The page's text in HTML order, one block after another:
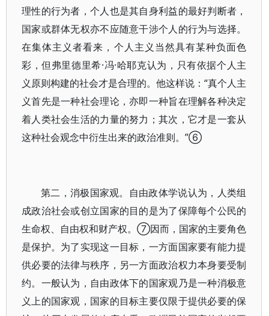
理性的行为者，个人也是其自身利益的最好判断者，
国家或群体无权亦不应随意干涉个人的行为与选择。
在集体主义者看来，个人主义当然具有某种负面色
彩，但弗里德里希·冯·哈耶克认为，只有依据个人主
义原则构建的社会才是合理的。他这样说：“真个人主
义首先是一种社会理论，亦即一种旨在理解各种决定
着人类社会生活的力量的努力；其次，它才是一套从
这种社会观念中衍生出来的政治准则。”⑥
第二，消极国家观。自由政体学说认为，人类组
成政治社会或创立国家的目的是为了保障每个公民的
生命权、自由权和财产权。⑦因而，国家的主要角色
是保护。为了实现这一目标，一方面国家要有能力提
供必要的法律与秩序，另一方面政治权力本身要受制
约。一般认为，自由政体下的国家观乃是一种消极意
义上的国家观，国家的目标主要仅限于提供必要的保